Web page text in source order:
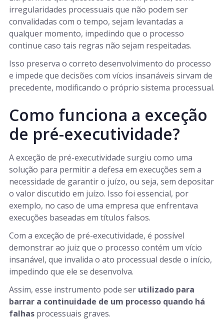
irregularidades processuais que não podem ser
convalidadas com o tempo, sejam levantadas a
qualquer momento, impedindo que o processo
continue caso tais regras não sejam respeitadas.
Isso preserva o correto desenvolvimento do processo
e impede que decisões com vícios insanáveis sirvam de
precedente, modificando o próprio sistema processual.
Como funciona a exceção
de pré-executividade?
A exceção de pré-executividade surgiu como uma
solução para permitir a defesa em execuções sem a
necessidade de garantir o juízo, ou seja, sem depositar
o valor discutido em juízo. Isso foi essencial, por
exemplo, no caso de uma empresa que enfrentava
execuções baseadas em títulos falsos.
Com a exceção de pré-executividade, é possível
demonstrar ao juiz que o processo contém um vício
insanável, que invalida o ato processual desde o início,
impedindo que ele se desenvolva.
Assim, esse instrumento pode ser utilizado para
barrar a continuidade de um processo quando há
falhas processuais graves.